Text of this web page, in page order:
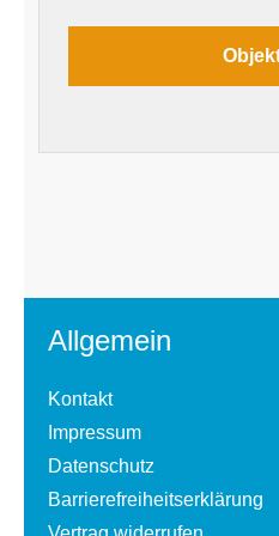
Allgemein
Kontakt
Impressum
Datenschutz
Barrierefreiheitserklärung